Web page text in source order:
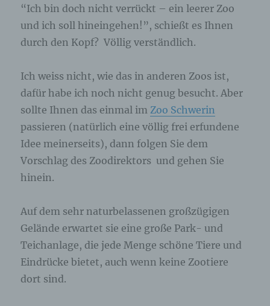
“Ich bin doch nicht verrückt – ein leerer Zoo
und ich soll hineingehen!”, schießt es Ihnen
durch den Kopf? Völlig verständlich.
Ich weiss nicht, wie das in anderen Zoos ist,
dafür habe ich noch nicht genug besucht. Aber
sollte Ihnen das einmal imZoo Schwerin
passieren (natürlich eine völlig frei erfundene
Idee meinerseits), dann folgen Sie dem
Vorschlag des Zoodirektors und gehen Sie
hinein.
Auf dem sehr naturbelassenen großzügigen
Gelände erwartet sie eine große Park- und
Teichanlage, die jede Menge schöne Tiere und
Eindrücke bietet, auch wenn keine Zootiere
dort sind.